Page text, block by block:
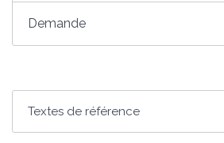
Demande
Textes de référence